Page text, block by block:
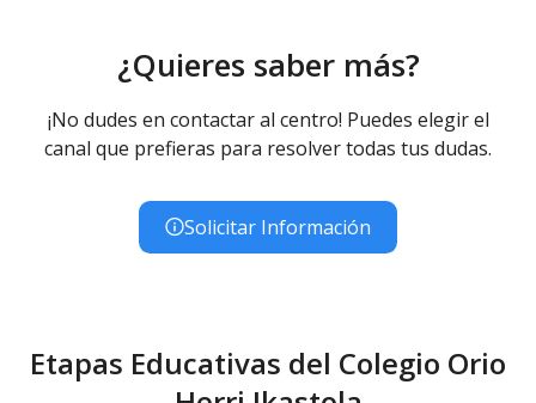
¿Quieres saber más?
¡No dudes en contactar al centro! Puedes elegir el
canal que prefieras para resolver todas tus dudas.
Solicitar Información
Etapas Educativas del Colegio Orio